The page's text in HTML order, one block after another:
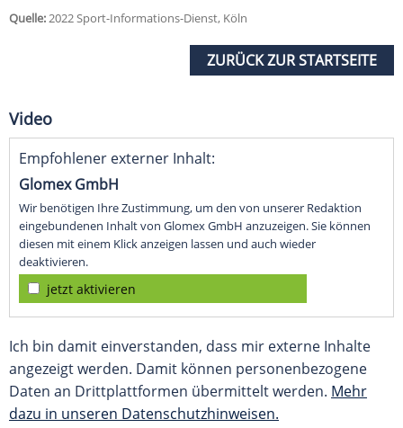
Quelle:2022 Sport-Informations-Dienst, Köln
ZURÜCK ZUR STARTSEITE
Video
Empfohlener externer Inhalt:
Glomex GmbH
Wir benötigen Ihre Zustimmung, um den von unserer Redaktion
eingebundenen Inhalt von Glomex GmbH anzuzeigen. Sie können
diesen mit einem Klick anzeigen lassen und auch wieder
deaktivieren.
jetzt aktivieren
Ich bin damit einverstanden, dass mir externe Inhalte
angezeigt werden. Damit können personenbezogene
Daten an Drittplattformen übermittelt werden. Mehr
dazu in unseren Datenschutzhinweisen.